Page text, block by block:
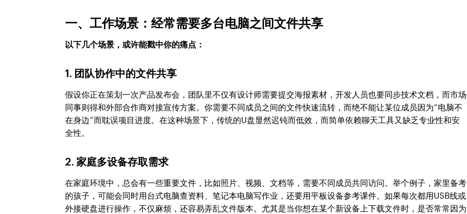
一、工作场景：经常需要多台电脑之间文件共享
以下几个场景，或许能戳中你的痛点：
1. 团队协作中的文件共享
假设你正在策划一次产品发布会，团队里不仅有设计师需要提交海报素材，开发人员也要同步技术文档，而市场
同事则得和外部合作商对接宣传方案。你需要不同成员之间的文件快速流转，而绝不能让某位成员因为“电脑不
在身边”而耽误项目进度。在这种场景下，传统的U盘显然迟钝而低效，而简单依赖聊天工具又缺乏专业性和安
全性。
2. 家庭多设备存取需求
在家庭环境中，总会有一些重要文件，比如照片、视频、文档等，需要不同成员共同访问。举个例子，家里备考
的孩子，可能会同时用台式电脑查资料、笔记本电脑写作业，还要用平板设备参考课件。如果每次都用USB线或
外接硬盘进行操作，不仅麻烦，还容易弄乱文件版本。尤其是当你想在某个新设备上下载文件时，是否常常因为